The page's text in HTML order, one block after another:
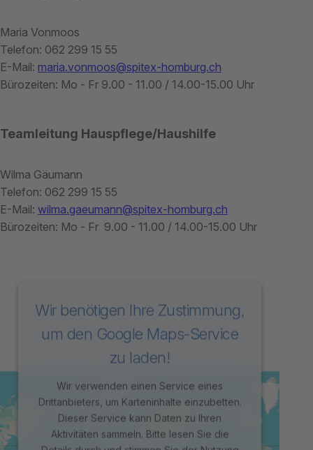
Maria Vonmoos
Telefon: 062 299 15 55
E-Mail: maria.vonmoos@spitex-homburg.ch
Bürozeiten: Mo - Fr 9.00 - 11.00 / 14.00-15.00 Uhr
Teamleitung Hauspflege/Haushilfe
Wilma Gäumann
Telefon: 062 299 15 55
E-Mail: wilma.gaeumann@spitex-homburg.ch
Bürozeiten: Mo - Fr 9.00 - 11.00 / 14.00-15.00 Uhr
Wir benötigen Ihre Zustimmung,
um den Google Maps-Service
zu laden!
Wir verwenden einen Service eines
Drittanbieters, um Karteninhalte einzubetten.
Dieser Service kann Daten zu Ihren
Aktivitäten sammeln. Bitte lesen Sie die